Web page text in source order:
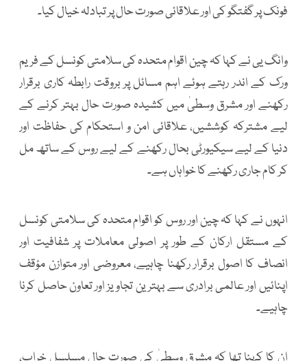
فونک پر گفتگو کی اور علاقائی صورت حال پر تبادلہ خیال کیا۔
وانگ یی نے کہا کہ چین اقوام متحدہ کی سلامتی کونسل کے فریم
ورک کے اندر رہتے ہوئے اہم مسائل پر بروقت رابطہ کاری برقرار
رکھنے اور مشرق وسطیٰ میں کشیدہ صورت حال بہتر کرنے کے
لیے مشترکہ کوششیں، علاقائی امن و استحکام کی حفاظت اور
دنیا کے لیے سیکیورٹی بحال رکھنے کے لیے روس کے ساتھ مل
کر کام جاری رکھنے کا خواہاں ہے۔
انہوں نے کہا کہ چین اور روس کو اقوام متحدہ کی سلامتی کونسل
کے مستقل ارکان کے طور پر اصولی معاملات پر شفافیت اور
انصاف کا اصول برقرار رکھنا چاہیے، معروضی اور متوازن مؤقف
اپنائیں اور عالمی برادری سے بہترین تجاویز اور تعاون حاصل کرنا
چاہیے۔